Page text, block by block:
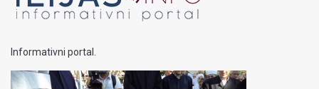
Informativni portal.